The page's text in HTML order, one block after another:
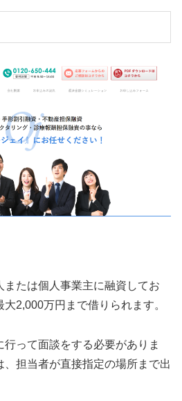
または個人事業主に融資してお
2,000万円まで借りられます。
って面談をする必要がありま
担当者が直接指定の場所まで出